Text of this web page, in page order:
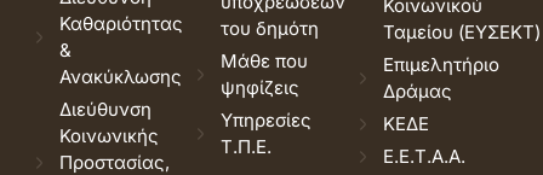
Καθαριότητας
&
Ανακύκλωσης
Διεύθυνση
Κοινωνικής
Προστασίας,
του δημότη
Μάθε που
ψηφίζεις
Υπηρεσίες
Τ.Π.Ε.
Κοινωνικού
Ταμείου (ΕΥΣΕΚΤ)
Επιμελητήριο
Δράμας
ΚΕΔΕ
Ε.Ε.Τ.Α.Α.